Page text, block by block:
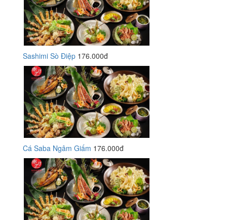
Sashimi Sò Điệp 176.000đ
Cá Saba Ngâm Giấm 176.000đ